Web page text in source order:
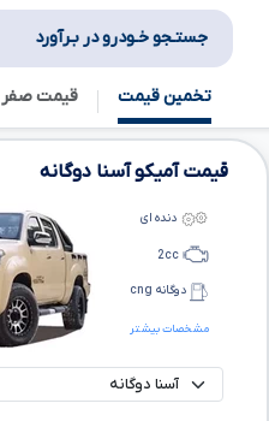
جستـجو خـودرو در بـرآورد
تخمین قیمت قیمت صفر
قیمت آمیکو آسنا دوگانه
مشخصات بیشتر
دنده ای
2cc
دوگانه cng